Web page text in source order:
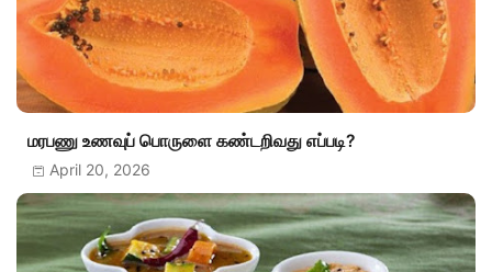
மரபணு உணவுப் பொருளை கண்டறிவது எப்படி?
April 20, 2026